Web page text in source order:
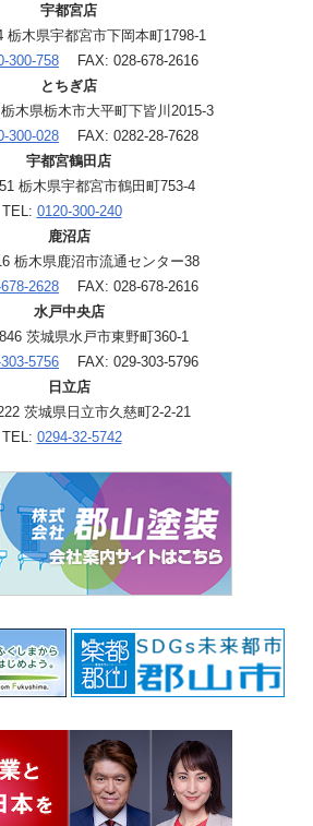
宇都宮店
栃木県宇都宮市下岡本町1798-1
300-758 FAX: 028-678-2616
とちぎ店
木県栃木市大平町下皆川2015-3
300-028 FAX: 0282-28-7628
宇都宮鶴田店
栃木県宇都宮市鶴田町753-4
TEL: 0120-300-240
鹿沼店
栃木県鹿沼市流通センター38
2628 FAX: 028-678-2616
水戸中央店
茨城県水戸市東野町360-1
5756 FAX: 029-303-5796
日立店
茨城県日立市久慈町2-2-21
TEL: 0294-32-5742